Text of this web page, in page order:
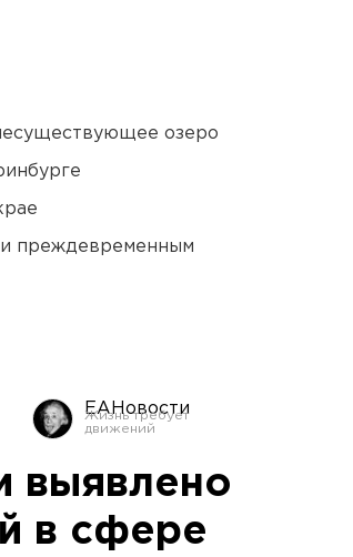
озеро
преждевременным
ЕАНовости
выявлено
в сфере